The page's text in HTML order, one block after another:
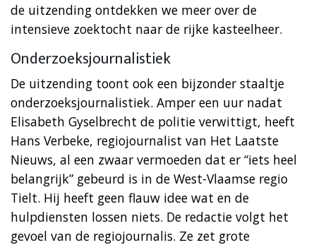
de uitzending ontdekken we meer over de
intensieve zoektocht naar de rijke kasteelheer.
Onderzoeksjournalistiek
De uitzending toont ook een bijzonder staaltje
onderzoeksjournalistiek. Amper een uur nadat
Elisabeth Gyselbrecht de politie verwittigt, heeft
Hans Verbeke, regiojournalist van Het Laatste
Nieuws, al een zwaar vermoeden dat er “iets heel
belangrijk” gebeurd is in de West-Vlaamse regio
Tielt. Hij heeft geen flauw idee wat en de
hulpdiensten lossen niets. De redactie volgt het
gevoel van de regiojournalis. Ze zet grote